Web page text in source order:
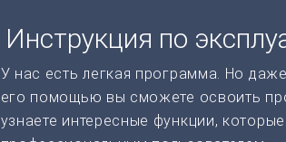
Инструкция по
У нас есть легкая программа. Но
его помощью вы сможете освоить
узнаете интересные функции,